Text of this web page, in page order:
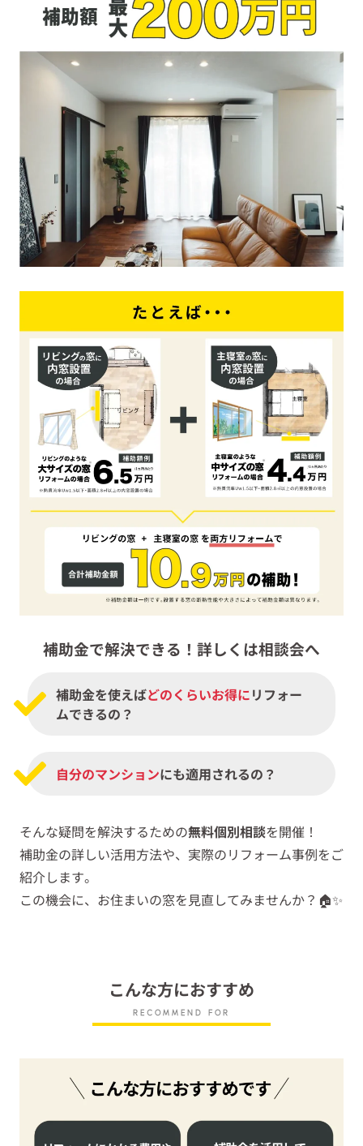
補助金で解決できる！詳しくは相談会へ
補助金を使えばどのくらいお得にリフォー
ムできるの？
自分のマンションにも適用されるの？
そんな疑問を解決するための無料個別相談を開催！
補助金の詳しい活用方法や、実際のリフォーム事例をご
紹介します。
この機会に、お住まいの窓を見直してみませんか？🏠✨
こんな方におすすめ
RECOMMEND FOR